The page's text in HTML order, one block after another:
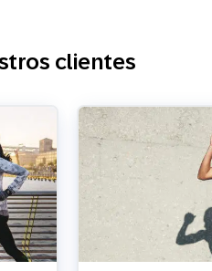
clientes